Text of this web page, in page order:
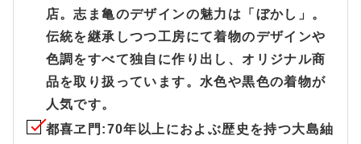
店。志ま亀のデザインの魅力は「ぼかし」。
伝統を継承しつつ工房にて着物のデザインや
色調をすべて独自に作り出し、オリジナル商
品を取り扱っています。水色や黒色の着物が
人気です。
都喜ヱ門 :70年以上におよぶ歴史を持つ大島紬